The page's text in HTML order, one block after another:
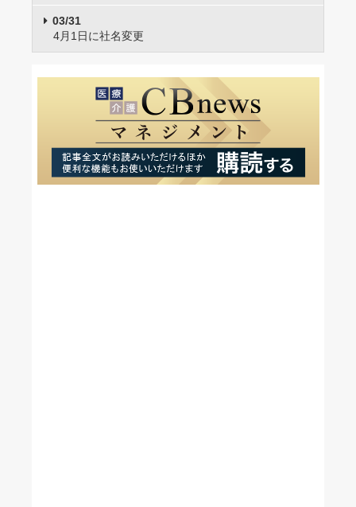
03/31
4月1日に社名変更